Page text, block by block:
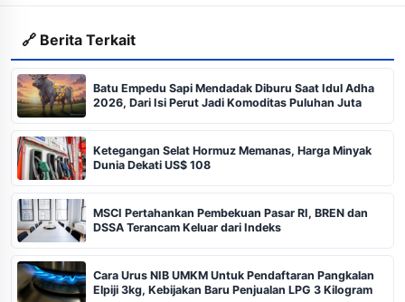
🔗 Berita Terkait
Batu Empedu Sapi Mendadak Diburu Saat Idul Adha
2026, Dari Isi Perut Jadi Komoditas Puluhan Juta
Ketegangan Selat Hormuz Memanas, Harga Minyak
Dunia Dekati US$ 108
MSCI Pertahankan Pembekuan Pasar RI, BREN dan
DSSA Terancam Keluar dari Indeks
Cara Urus NIB UMKM Untuk Pendaftaran Pangkalan
Elpiji 3kg, Kebijakan Baru Penjualan LPG 3 Kilogram